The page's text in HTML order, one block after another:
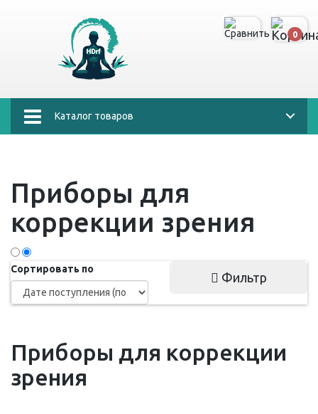
0
Каталог товаров
Приборы для
коррекции зрения
Сортировать по
Фильтр
Приборы для коррекции
зрения